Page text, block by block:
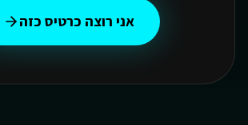
אני רוצה כרטיס כזה